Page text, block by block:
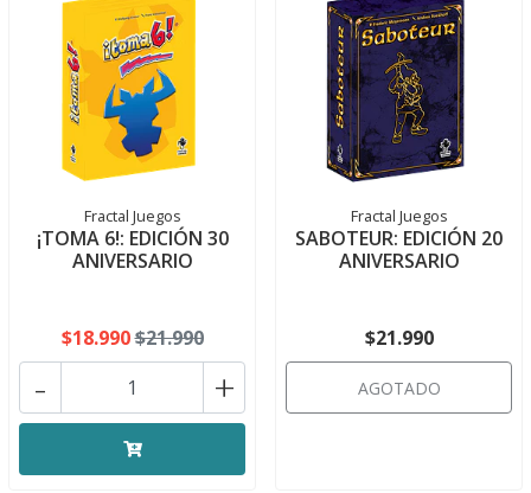
Fractal Juegos
¡TOMA 6!: EDICIÓN 30
ANIVERSARIO
$18.990$21.990
+
-
Fractal Juegos
SABOTEUR: EDICIÓN 20
ANIVERSARIO
$21.990
AGOTADO